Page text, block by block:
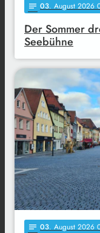
notes 03. August 2026
Der Sommer
Seebühne
notes 03. August 2026